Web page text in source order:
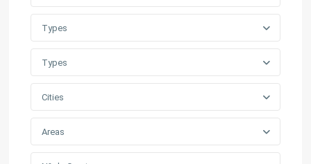
Types
Types
Cities
Areas